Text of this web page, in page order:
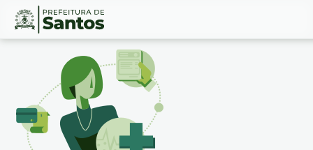
Ir
Conteúdo